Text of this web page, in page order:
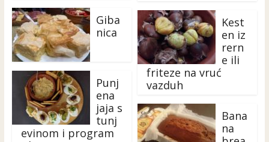
Giba
nica
Punj
ena
jaja s
tunj
evinom i program
Kest
en iz
rern
e ili
friteze na vruć
vazduh
Bana
na